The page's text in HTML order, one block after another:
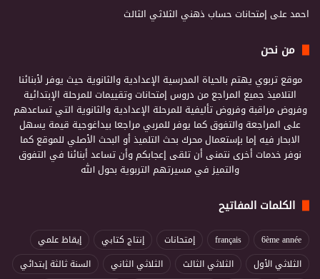
احمدعلى إمتحانات حساب ذهني الثلاثي الثالث
من نحن
موقع تربوي يهتم بالحياة المدرسية الإعدادية والثانوية حيث يوفر لأبنائنا
التلاميذ جميع المراجع من دروس إمتحانات وتقييمات للمرحلة الإبتدائية
وفروض مراقبة وفروض تأليفية للمرحلة الإعدادية والثانوية التي تساعدهم
على المراجعة والتفوق كما يوفر للمربي مراجعا بيداغوجية قيمة يسهل
الابحار فيه إما بإستعمال محرك بحث التلميذ أو البحث الأصلي للموقع كما
نوفر خدمات أخرى نتمنى أن تلقى إعجابكم وأن تساعد أبنائنا في التفوق
والتميز في مسيرتهم التربوية بحول الله
الكلمات المفاتيح
6ème année
français إمتحانات إنتاج كتابي
إيقاظ علمي
الثلاثي الأول
الثلاثي الثالث الثلاثي الثاني
السنة ثالثة إبتدائي